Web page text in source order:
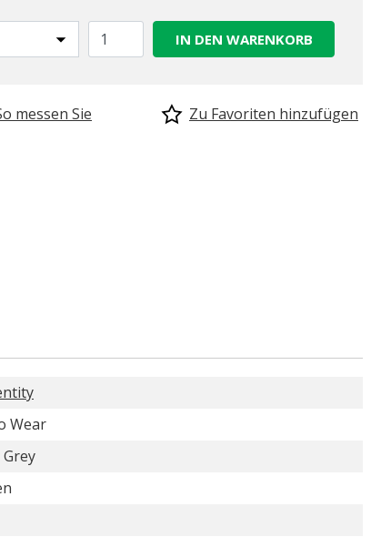
IN DEN WARENKORB
messen Sie Zu Favoriten hinzufügen
Wear